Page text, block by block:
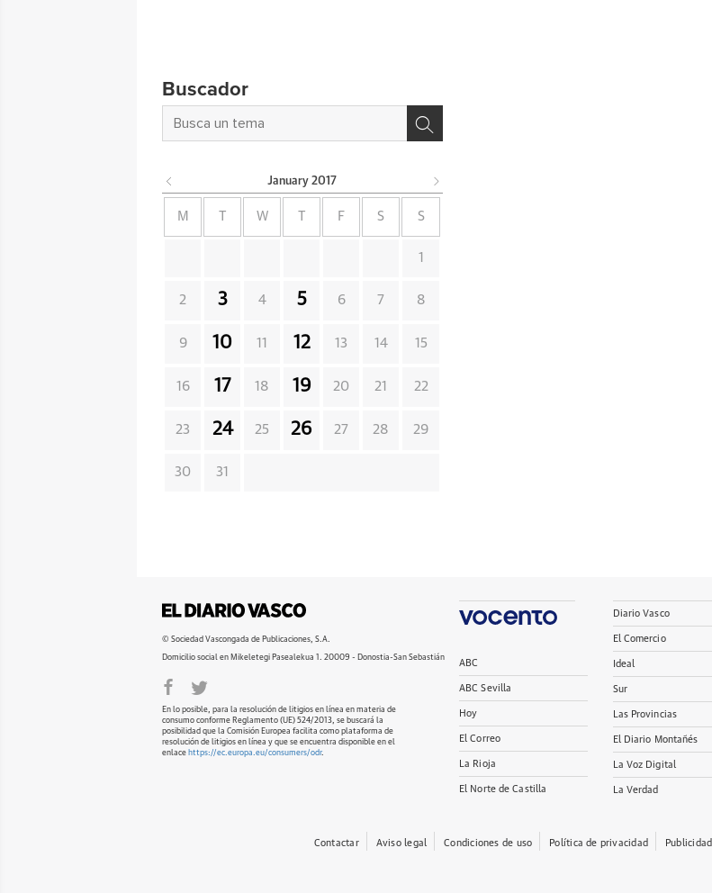
Buscador
January 2017
M W F S S
1
2 3 4 5 6 7 8
9 10 11 12 13 14 15
16 17 18 19 20 21 22
23 24 25 26 27 28 29
30 31
© Sociedad Vascongada de Publicaciones, S.A.
Domicilio social en Mikeletegi Pasealekua 1. 20009 - Donostia-San Sebastián
En lo posible, para la resolución de litigios en línea en materia de
consumo conforme Reglamento (UE) 524/2013, se buscará la
posibilidad que la Comisión Europea facilita como plataforma de
resolución de litigios en línea y que se encuentra disponible en el
enlace https://ec.europa.eu/consumers/odr.
ABC
ABC Sevilla
Hoy
El Correo
La Rioja
El Norte de Castilla
Diario Vasco
El Comercio
Ideal
Sur
Las Provincias
El Diario Montañés
La Voz Digital
La Verdad
Contactar Aviso legal Condiciones de uso Política de privacidad Publicidad